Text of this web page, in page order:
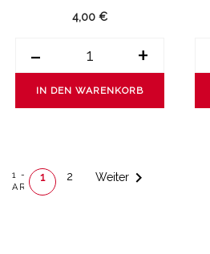
4,00 €
- +
IN DEN WARENKORB
1 - 24 VON 39
ARTIKEL(N)
1 2 Weiter 